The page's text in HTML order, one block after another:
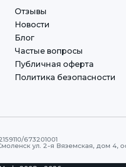
Отзывы
Новости
Блог
Частые вопросы
Публичная оферта
Политика безопасности
673201001
ул. 2-я Вяземская, дом 4,